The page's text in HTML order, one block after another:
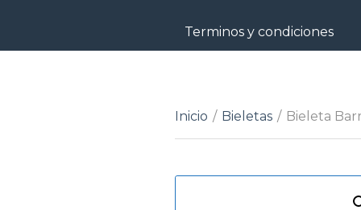
Terminos y condiciones
Inicio / Bieletas / Bieleta